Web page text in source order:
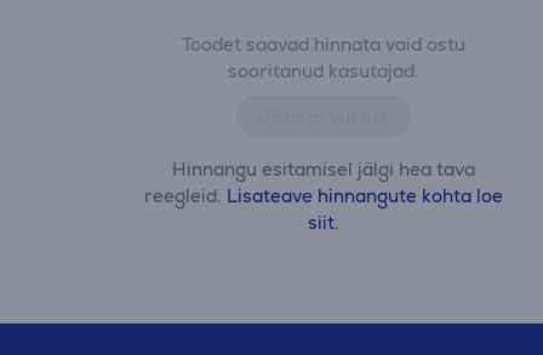
Toodet saavad hinnata vaid ostu
sooritanud kasutajad.
Hinnangu esitamisel jälgi hea tava
reegleid. Lisateave hinnangute kohta loe
siit.